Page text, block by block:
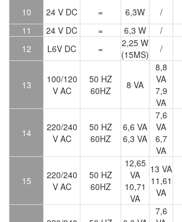
10 24 V DC = 6,3W /
11
24 V DC = 6,3 W /
12
L6V DC =
2,25 W
(15MS)
/
13
100/120
V AC
50 HZ
60HZ
8 VA
8,8
VA
7,9
VA
14
220/240
V AC
50 HZ
60HZ
6,6 VA
6,3 VA
7,6
VA
6,7
VA
15
220/240
V AC
50 HZ
60HZ
12,65
VA
10,71
VA
13 VA
11,61
VA
7,6